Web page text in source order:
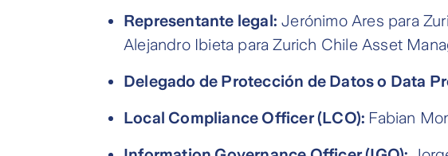
Representante legal: Jerónimo Ares para
Alejandro Ibieta para Zurich Chile Asset
Delegado de Protección de Datos o Data
Local Compliance Officer (LCO): Fabian